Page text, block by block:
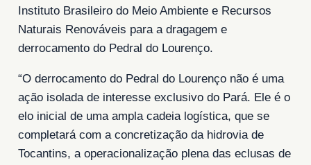
Instituto Brasileiro do Meio Ambiente e Recursos
Naturais Renováveis para a dragagem e
derrocamento do Pedral do Lourenço.
“O derrocamento do Pedral do Lourenço não é uma
ação isolada de interesse exclusivo do Pará. Ele é o
elo inicial de uma ampla cadeia logística, que se
completará com a concretização da hidrovia de
Tocantins, a operacionalização plena das eclusas de